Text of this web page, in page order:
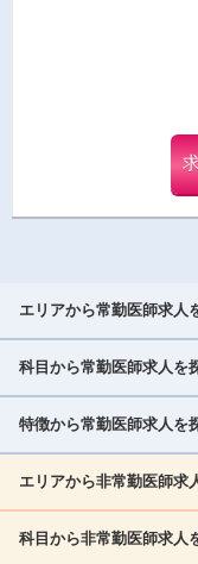
エリアから常勤医師求人
北海道・東北
北海道 青森県 岩手
茨城県 栃木県 群馬
科目から常勤医師求人を
内科系
消化器科 呼吸
特徴から常勤医師求人を
救急対応なし 女性医師
エリアから非常勤医師求
北海道・東北
科目から非常勤医師求人